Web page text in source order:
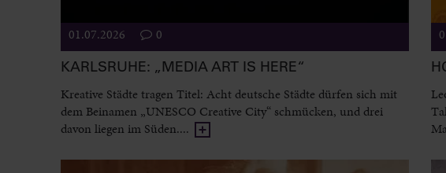
01.07.2026 0
KARLSRUHE: „MEDIA ART IS HERE“
Kreative Städte tragen Titel: Acht deutsche Städte dürfen sich mit
dem Beinamen „UNESCO Creative City“ schmücken, und drei
davon liegen im Süden....